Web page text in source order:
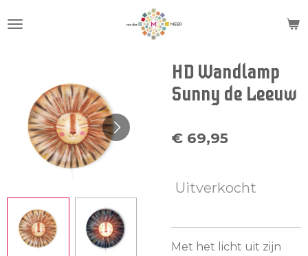
direct
HD Wandlamp
Sunny de Leeuw
€ 69,95
Uitverkocht
Met het licht uit zijn